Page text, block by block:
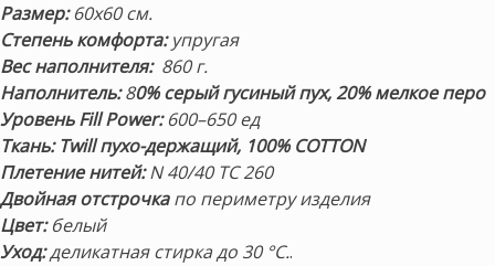
Размер:60х60 см.
Степень комфорта:упругая
Вес наполнителя: 860 г.
Наполнитель:80% серый гусиный пух, 20% мелкое перо
Уровень Fill Power:600–650 ед
Ткань: Twill пухо-держащий, 100% COTTON
Плетение нитей:N 40/40 TC 260
Двойная отстрочкапо периметру изделия
Цвет:белый
Уход:деликатная стирка до 30 °С..